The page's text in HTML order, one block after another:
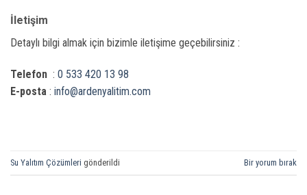
İletişim
Detaylı bilgi almak için bizimle iletişime geçebilirsiniz :
Telefon : 0 533 420 13 98
E-posta : info@ardenyalitim.com
Su Yalıtım Çözümleri gönderildi Bir yorum bırak